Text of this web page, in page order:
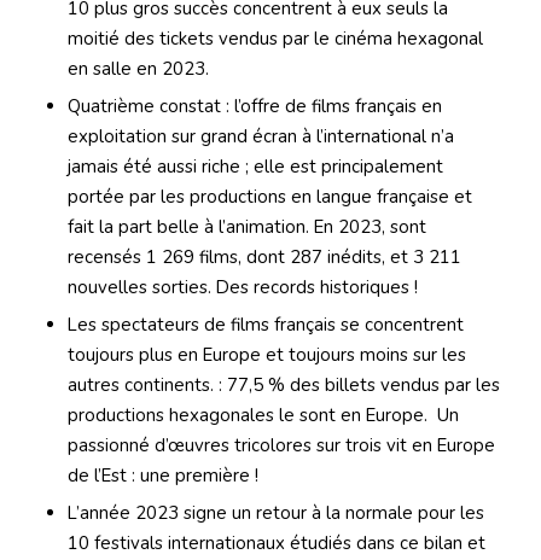
10 plus gros succès concentrent à eux seuls la
moitié des tickets vendus par le cinéma hexagonal
en salle en 2023.
Quatrième constat : l’offre de films français en
exploitation sur grand écran à l’international n’a
jamais été aussi riche ; elle est principalement
portée par les productions en langue française et
fait la part belle à l’animation. En 2023, sont
recensés 1 269 films, dont 287 inédits, et 3 211
nouvelles sorties. Des records historiques !
Les spectateurs de films français se concentrent
toujours plus en Europe et toujours moins sur les
autres continents. : 77,5 % des billets vendus par les
productions hexagonales le sont en Europe. Un
passionné d’œuvres tricolores sur trois vit en Europe
de l’Est : une première !
L’année 2023 signe un retour à la normale pour les
10 festivals internationaux étudiés dans ce bilan et